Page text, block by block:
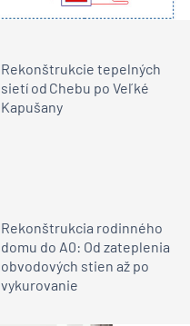
Rekonštrukcie tepelných
sietí od Chebu po Veľké
Kapušany
Rekonštrukcia rodinného
domu do A0: Od zateplenia
obvodových stien až po
vykurovanie